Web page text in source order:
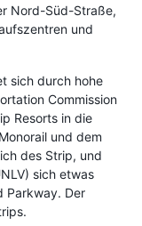
Nord-Süd-Straße,
und
sich durch hohe
Commission
Resorts in die
und dem
des Strip, und
sich etwas
Parkway. Der